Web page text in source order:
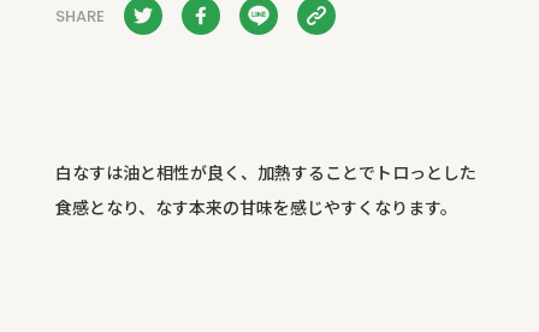
SHARE
白なすは油と相性が良く、加熱することでトロっとした
食感となり、なす本来の甘味を感じやすくなります。